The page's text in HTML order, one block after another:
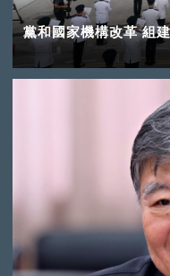
黨和國家機構改革 組